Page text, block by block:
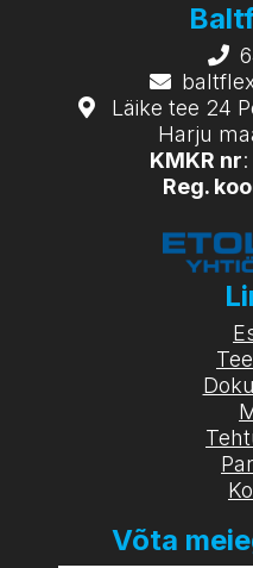
Läike tee 24
Harju
KMKR nr
Reg.
Võta